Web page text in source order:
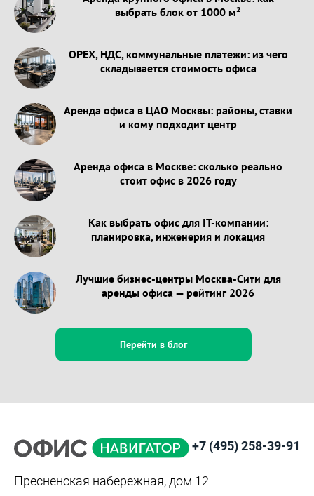
выбрать блок от 1000 м²
OPEX, НДС, коммунальные платежи: из чего
складывается стоимость офиса
Аренда офиса в ЦАО Москвы: районы, ставки
и кому подходит центр
Аренда офиса в Москве: сколько реально
стоит офис в 2026 году
Как выбрать офис для IT-компании:
планировка, инженерия и локация
Лучшие бизнес-центры Москва-Сити для
аренды офиса — рейтинг 2026
Перейти в блог
+7 (495) 258-39-91
Пресненская набережная, дом 12